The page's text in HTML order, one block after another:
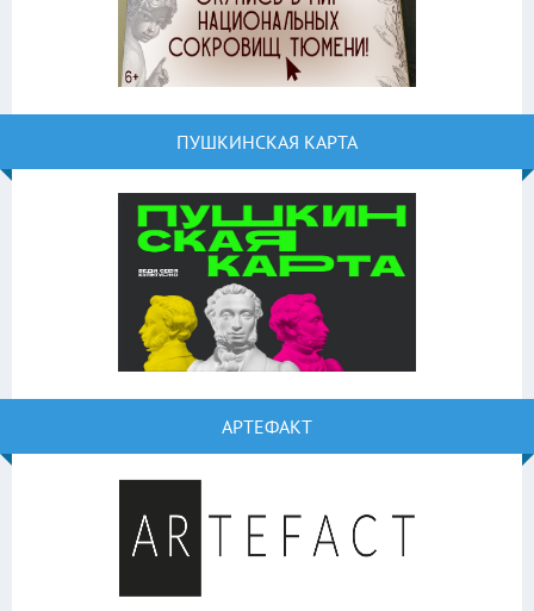
ПУШКИНСКАЯ КАРТА
АРТЕФАКТ